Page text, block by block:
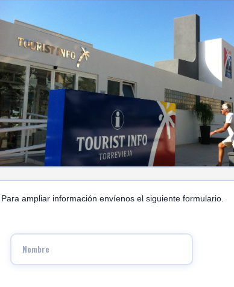
Para ampliar información envíenos el siguiente formulario.